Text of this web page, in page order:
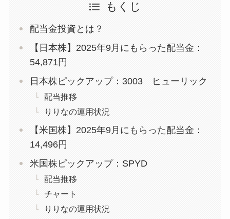
もくじ
配当金投資とは？
【日本株】2025年9月にもらった配当金：
54,871円
日本株ピックアップ：3003 ヒューリック
配当推移
りりなの運用状況
【米国株】2025年9月にもらった配当金：
14,496円
米国株ピックアップ：SPYD
配当推移
チャート
りりなの運用状況